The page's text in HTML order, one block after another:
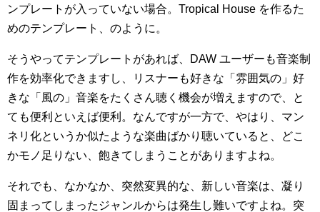
ンプレートが入っていない場合。Tropical House を作るた
めのテンプレート、のように。
そうやってテンプレートがあれば、DAW ユーザーも音楽制
作を効率化できますし、リスナーも好きな「雰囲気の」好
きな「風の」音楽をたくさん聴く機会が増えますので、と
ても便利といえば便利。なんですが一方で、やはり、マン
ネリ化というか似たような楽曲ばかり聴いていると、どこ
かモノ足りない、飽きてしまうことがありますよね。
それでも、なかなか、突然変異的な、新しい音楽は、凝り
固まってしまったジャンルからは発生し難いですよね。突